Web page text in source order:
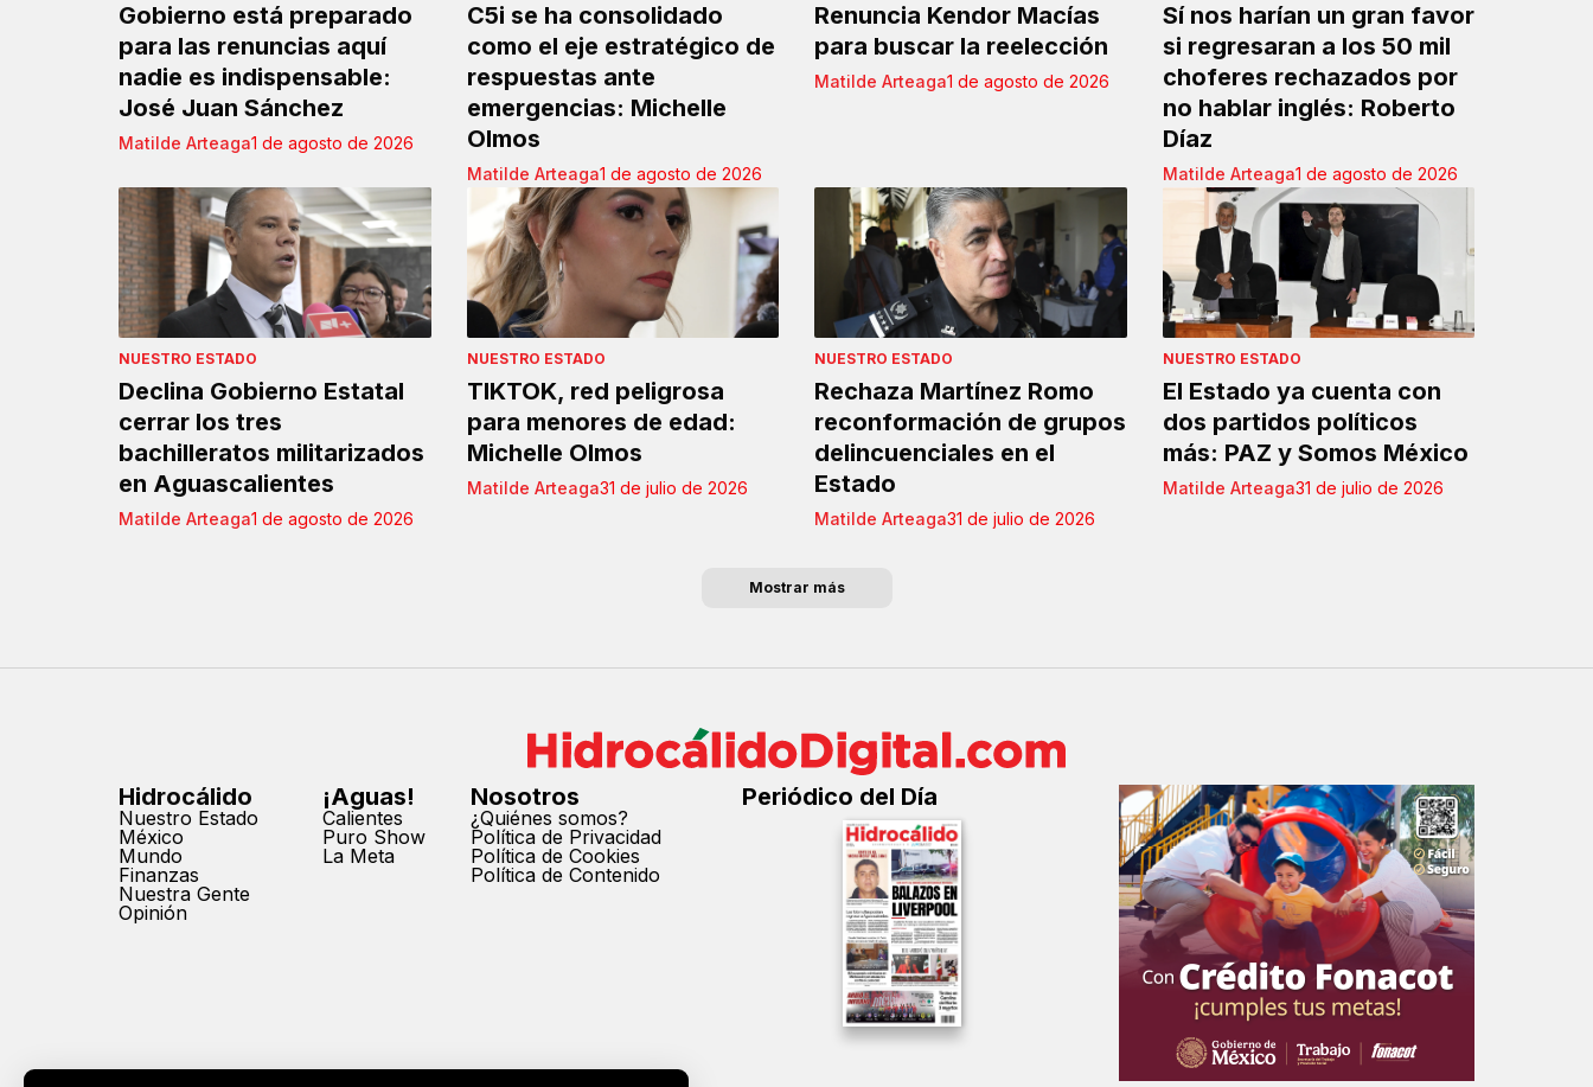
Gobierno está preparado
para las renuncias aquí
nadie es indispensable:
José Juan Sánchez
Matilde Arteaga1 de agosto de 2026
C5i se ha consolidado
como el eje estratégico de
respuestas ante
emergencias: Michelle
Olmos
Matilde Arteaga1 de agosto de 2026
Renuncia Kendor Macías
para buscar la reelección
Matilde Arteaga1 de agosto de 2026
Sí nos harían un gran favor
si regresaran a los 50 mil
choferes rechazados por
no hablar inglés: Roberto
Díaz
Matilde Arteaga1 de agosto de 2026
NUESTRO ESTADO
Declina Gobierno Estatal
cerrar los tres
bachilleratos militarizados
en Aguascalientes
Matilde Arteaga1 de agosto de 2026
NUESTRO ESTADO
TIKTOK, red peligrosa
para menores de edad:
Michelle Olmos
Matilde Arteaga31 de julio de 2026
NUESTRO ESTADO
Rechaza Martínez Romo
reconformación de grupos
delincuenciales en el
Estado
Matilde Arteaga31 de julio de 2026
NUESTRO ESTADO
El Estado ya cuenta con
dos partidos políticos
más: PAZ y Somos México
Matilde Arteaga31 de julio de 2026
Mostrar más
Hidrocálido
Nuestro Estado
México
Mundo
Finanzas
Nuestra Gente
Opinión
¡Aguas!
Calientes
Puro Show
La Meta
Nosotros
¿Quiénes somos?
Política de Privacidad
Política de Cookies
Política de Contenido
Periódico del Día